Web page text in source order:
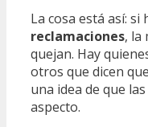
La cosa está así: si
reclamaciones, la
quejan. Hay
otros que dicen
una idea de que
aspecto.